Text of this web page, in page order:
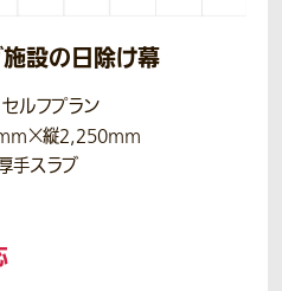
設の日除け幕
セルフプラン
縦2,250mm
手スラブ